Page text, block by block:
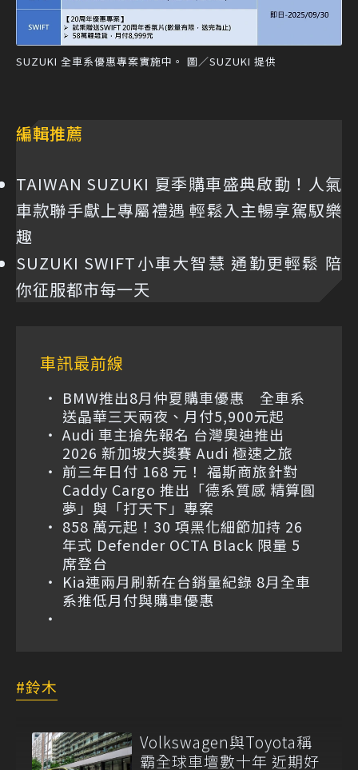
SUZUKI 全車系優惠專案實施中。 圖／SUZUKI 提供
編輯推薦
TAIWAN SUZUKI 夏季購車盛典啟動！人氣
車款聯手獻上專屬禮遇 輕鬆入主暢享駕馭樂
趣
SUZUKI SWIFT小車大智慧 通勤更輕鬆 陪
你征服都市每一天
車訊最前線
BMW推出8月仲夏購車優惠 全車系
送晶華三天兩夜、月付5,900元起
Audi 車主搶先報名 台灣奧迪推出
2026 新加坡大獎賽 Audi 極速之旅
前三年日付 168 元！ 福斯商旅針對
Caddy Cargo 推出「德系質感 精算圓
夢」與「打天下」專案
858 萬元起！30 項黑化細節加持 26
年式 Defender OCTA Black 限量 5
席登台
Kia連兩月刷新在台銷量紀錄 8月全車
系推低月付與購車優惠
鈴木
Volkswagen與Toyota稱
霸全球車壇數十年 近期好